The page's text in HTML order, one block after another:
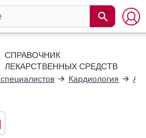
СПРАВОЧНИК
ЛЕКАРСТВЕННЫХ СРЕДСТВ
Кардиология